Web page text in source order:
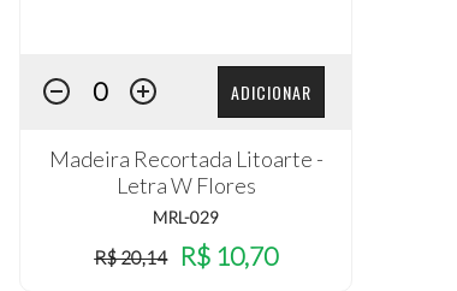
ADICIONAR
Madeira Recortada Litoarte -
Letra W Flores
MRL-029
R$ 20,14 R$ 10,70